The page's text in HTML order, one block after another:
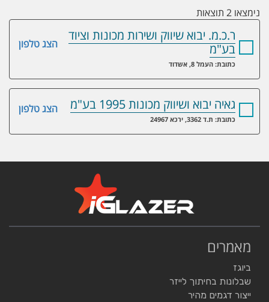
נימצאו 2 תוצאות
הצג טלפון
ר.כ.מ. יבוא שיווק ושירות מכונות וציוד
בע"מ
כתובת: העמל 8, אשדוד
הצג טלפון גאיה יבוא ושיווק מכונות 1995 בע"מ
כתובת: ת.ד 3362, ירכא 24967
מאמרים
ביוגז
שבלונות בחיתוך לייזר
ייצור דגמים מהיר